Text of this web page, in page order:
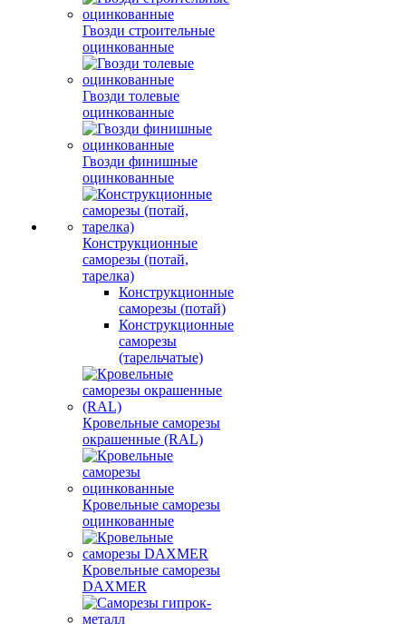
Гвозди строительные
оцинкованные
Гвозди толевые
оцинкованные
Гвозди финишные
оцинкованные
Конструкционные
саморезы (потай,
тарелка)
Конструкционные
саморезы (потай)
Конструкционные
саморезы
(тарельчатые)
Кровельные саморезы
окрашенные (RAL)
Кровельные саморезы
оцинкованные
Кровельные саморезы
DAXMER